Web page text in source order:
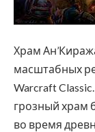
Храм
масштабных
Warcraft
грозный храм
во время